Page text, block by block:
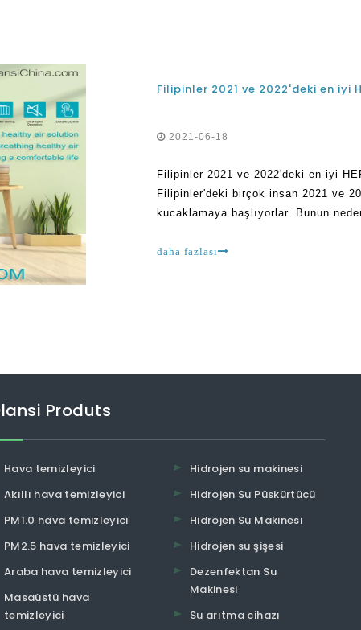
Filipinler 2021 ve 2022'deki en iyi
2021-06-18
Filipinler 2021 ve 2022'deki en iyi
Filipinler'deki birçok insan 2021 ve
kucaklamaya başlıyorlar. Bunun
daha fazlası
Produts
Hava temizleyici
Akıllı hava temizleyici
PM1.0 hava temizleyici
PM2.5 hava temizleyici
Araba hava temizleyici
Masaüstü hava
temizleyici
Hidrojen su makinesi
Hidrojen Su Püskürtücü
Hidrojen Su Makinesi
Hidrojen su şişesi
Dezenfektan Su
Makinesi
Su arıtma cihazı